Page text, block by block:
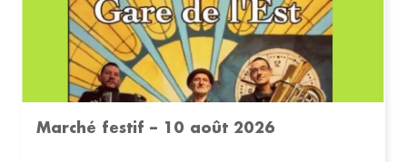
Marché festif – 10 août 2026